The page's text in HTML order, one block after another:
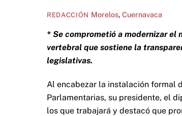
REDACCIÓN Morelos, Cuernavaca
* Se comprometió a modernizar el
vertebral que sostiene la
legislativas.
Al encabezar la instalación formal
Parlamentarias, su presidente, el
los que trabajará y destacó que